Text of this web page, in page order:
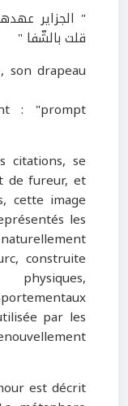
" الجزاير
قلت بالشّفا "
son drapeau
: "prompt
citations, se
de fureur, et
cette image
les
construite
par les
est décrit